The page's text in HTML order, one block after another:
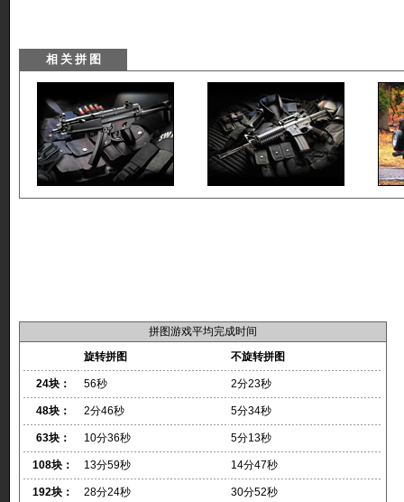
拼图游戏平均完成时间
旋转拼图
不旋转拼图
24块： 56秒 2分23秒
48块： 2分46秒 5分34秒
63块： 10分36秒 5分13秒
108块： 13分59秒 14分47秒
192块： 28分24秒 30分52秒